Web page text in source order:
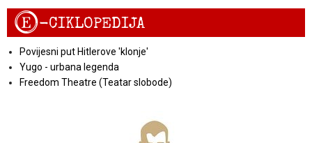
E-CIKLOPEDIJA
Povijesni put Hitlerove 'klonje'
Yugo - urbana legenda
Freedom Theatre (Teatar slobode)